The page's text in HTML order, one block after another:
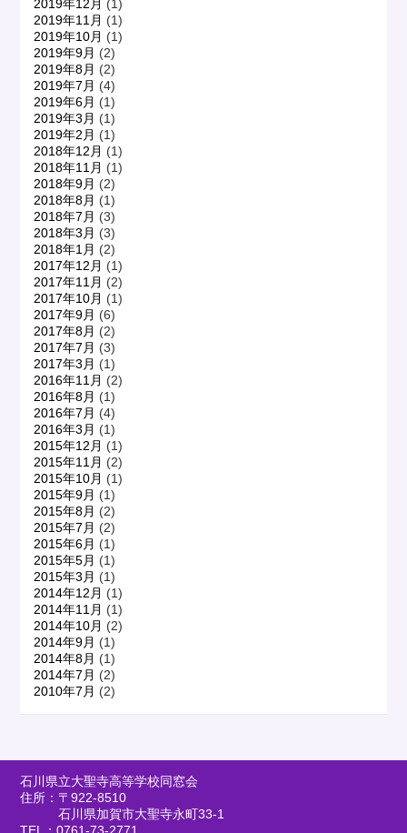
2019年12月 (1)
2019年11月 (1)
2019年10月 (1)
2019年9月 (2)
2019年8月 (2)
2019年7月 (4)
2019年6月 (1)
2019年3月 (1)
2019年2月 (1)
2018年12月 (1)
2018年11月 (1)
2018年9月 (2)
2018年8月 (1)
2018年7月 (3)
2018年3月 (3)
2018年1月 (2)
2017年12月 (1)
2017年11月 (2)
2017年10月 (1)
2017年9月 (6)
2017年8月 (2)
2017年7月 (3)
2017年3月 (1)
2016年11月 (2)
2016年8月 (1)
2016年7月 (4)
2016年3月 (1)
2015年12月 (1)
2015年11月 (2)
2015年10月 (1)
2015年9月 (1)
2015年8月 (2)
2015年7月 (2)
2015年6月 (1)
2015年5月 (1)
2015年3月 (1)
2014年12月 (1)
2014年11月 (1)
2014年10月 (2)
2014年9月 (1)
2014年8月 (1)
2014年7月 (2)
2010年7月 (2)
石川県立大聖寺高等学校同窓会
住所：〒922-8510
石川県加賀市大聖寺永町33-1